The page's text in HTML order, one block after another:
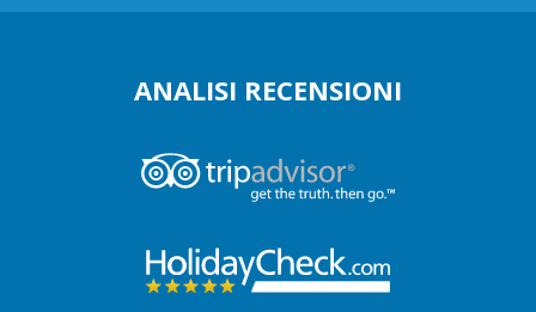
ANALISI RECENSIONI